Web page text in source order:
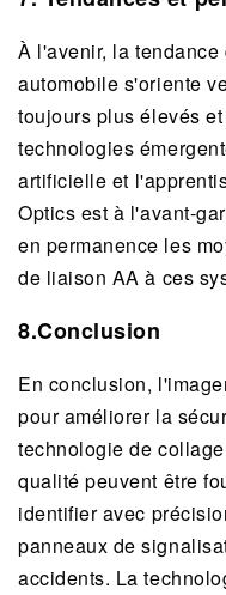
À l'avenir, la
automobile s'oriente
toujours plus élevés
technologies
artificielle et
Optics est à l'avant-
en permanence les
de liaison AA à ces
8.Conclusion
En conclusion,
pour améliorer la
technologie de
qualité peuvent être
identifier avec
panneaux de
accidents. La